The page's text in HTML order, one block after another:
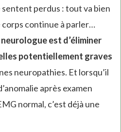
sentent perdus : tout va bien
corps continue à parler…
est d’éliminer
potentiellement graves
neuropathies. Et lorsqu’il
après examen
normal, c’est déjà une